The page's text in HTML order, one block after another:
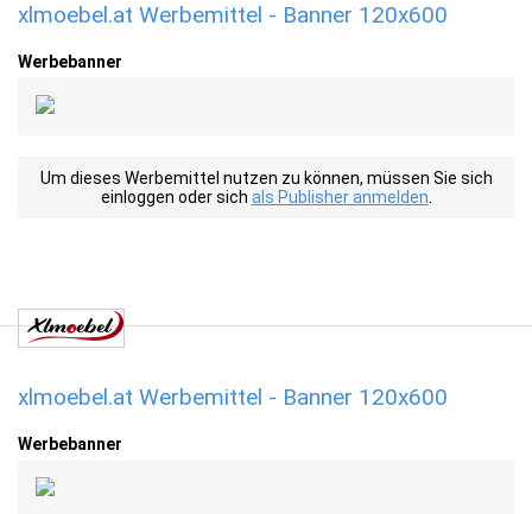
xlmoebel.at Werbemittel - Banner 120x600
Werbebanner
Um dieses Werbemittel nutzen zu können, müssen Sie sich
einloggen oder sich als Publisher anmelden
xlmoebel.at Werbemittel - Banner 120x600
Werbebanner